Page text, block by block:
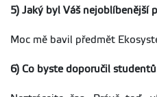
5) Jaký byl Váš nejoblíbenější
Moc mě bavil předmět
6) Co byste doporučil